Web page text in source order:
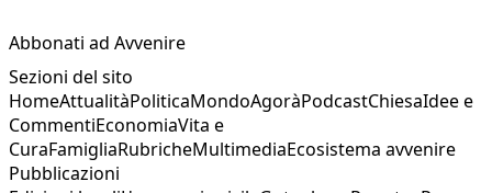
Abbonati ad Avvenire
Sezioni del sito
HomeAttualitàPoliticaMondoAgoràPodcastChiesaIdee e
CommentiEconomiaVita e
CuraFamigliaRubricheMultimediaEcosistema avvenire
Pubblicazioni